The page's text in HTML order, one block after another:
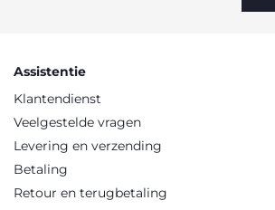
Assistentie
Klantendienst
Veelgestelde vragen
Levering en verzending
Betaling
Retour en terugbetaling